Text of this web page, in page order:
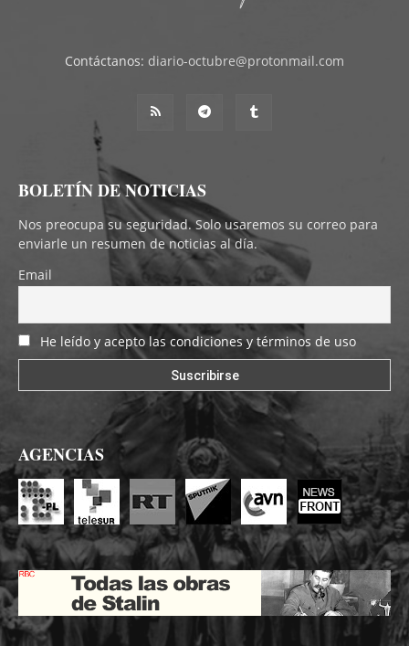
Contáctanos: diario-octubre@protonmail.com
BOLETÍN DE NOTICIAS
Nos preocupa su seguridad. Solo usaremos su correo para
enviarle un resumen de noticias al día.
Email
He leído y acepto las condiciones y términos de uso
AGENCIAS